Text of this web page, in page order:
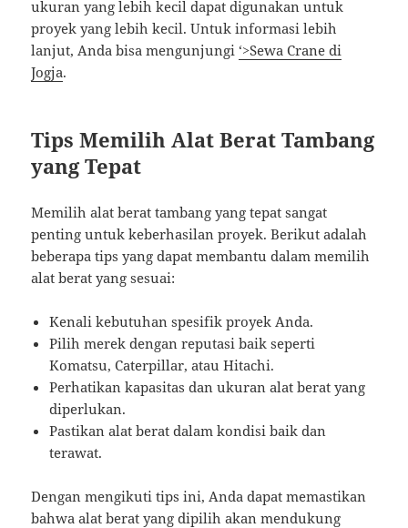
ukuran yang lebih kecil dapat digunakan untuk
proyek yang lebih kecil. Untuk informasi lebih
lanjut, Anda bisa mengunjungi ‘>Sewa Crane di
Jogja.
Tips Memilih Alat Berat Tambang
yang Tepat
Memilih alat berat tambang yang tepat sangat
penting untuk keberhasilan proyek. Berikut adalah
beberapa tips yang dapat membantu dalam memilih
alat berat yang sesuai:
Kenali kebutuhan spesifik proyek Anda.
Pilih merek dengan reputasi baik seperti
Komatsu, Caterpillar, atau Hitachi.
Perhatikan kapasitas dan ukuran alat berat yang
diperlukan.
Pastikan alat berat dalam kondisi baik dan
terawat.
Dengan mengikuti tips ini, Anda dapat memastikan
bahwa alat berat yang dipilih akan mendukung